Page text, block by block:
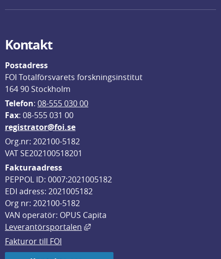
Kontakt
Postadress
FOI Totalförsvarets forskningsinstitut
164 90 Stockholm
Telefon: 08-555 030 00
Fax: 08-555 031 00
registrator@foi.se
Org.nr: 202100-5182
VAT SE202100518201
Fakturaadress
PEPPOL ID: 0007:2021005182
EDI adress: 2021005182
Org nr: 202100-5182
VAN operatör: OPUS Capita
Leverantörsportalen
Länk till annan webbplats, öppnas
Fakturor till FOI